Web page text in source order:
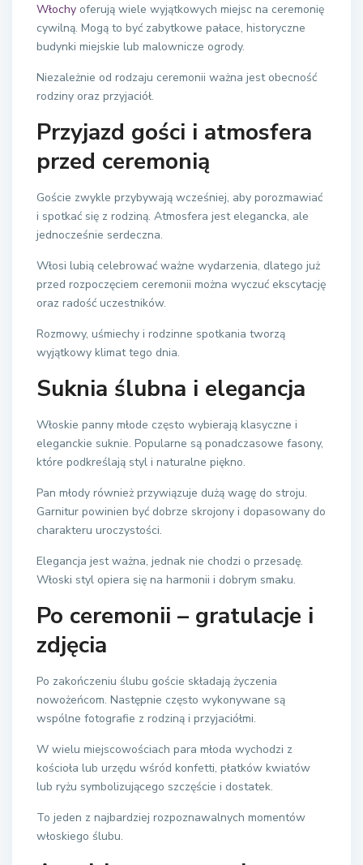
Włochy oferują wiele wyjątkowych miejsc na ceremonię
cywilną. Mogą to być zabytkowe pałace, historyczne
budynki miejskie lub malownicze ogrody.
Niezależnie od rodzaju ceremonii ważna jest obecność
rodziny oraz przyjaciół.
Przyjazd gości i atmosfera
przed ceremonią
Goście zwykle przybywają wcześniej, aby porozmawiać
i spotkać się z rodziną. Atmosfera jest elegancka, ale
jednocześnie serdeczna.
Włosi lubią celebrować ważne wydarzenia, dlatego już
przed rozpoczęciem ceremonii można wyczuć ekscytację
oraz radość uczestników.
Rozmowy, uśmiechy i rodzinne spotkania tworzą
wyjątkowy klimat tego dnia.
Suknia ślubna i elegancja
Włoskie panny młode często wybierają klasyczne i
eleganckie suknie. Popularne są ponadczasowe fasony,
które podkreślają styl i naturalne piękno.
Pan młody również przywiązuje dużą wagę do stroju.
Garnitur powinien być dobrze skrojony i dopasowany do
charakteru uroczystości.
Elegancja jest ważna, jednak nie chodzi o przesadę.
Włoski styl opiera się na harmonii i dobrym smaku.
Po ceremonii – gratulacje i
zdjęcia
Po zakończeniu ślubu goście składają życzenia
nowożeńcom. Następnie często wykonywane są
wspólne fotografie z rodziną i przyjaciółmi.
W wielu miejscowościach para młoda wychodzi z
kościoła lub urzędu wśród konfetti, płatków kwiatów
lub ryżu symbolizującego szczęście i dostatek.
To jeden z najbardziej rozpoznawalnych momentów
włoskiego ślubu.